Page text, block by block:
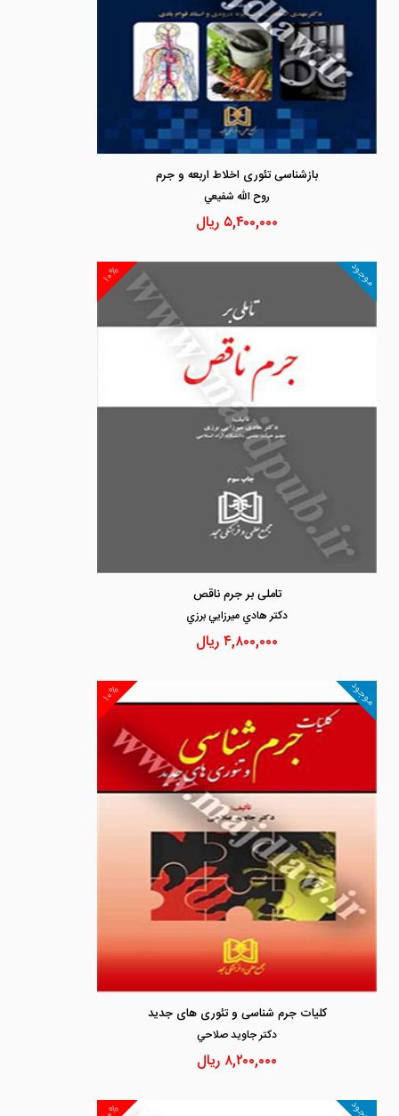
بازشناسی تئوری اخلاط اربعه و جرم
روح الله شفيعي
۵,۴۰۰,۰۰۰ ریال
۱۰% موجود
تاملی بر جرم ناقص
دكتر هادي ميرزايي برزي
۴,۸۰۰,۰۰۰ریال
۱۰% موجود
کلیات جرم شناسی و تئوری های جدید
دكتر جاويد صلاحي
۸,۲۰۰,۰۰۰ ریال